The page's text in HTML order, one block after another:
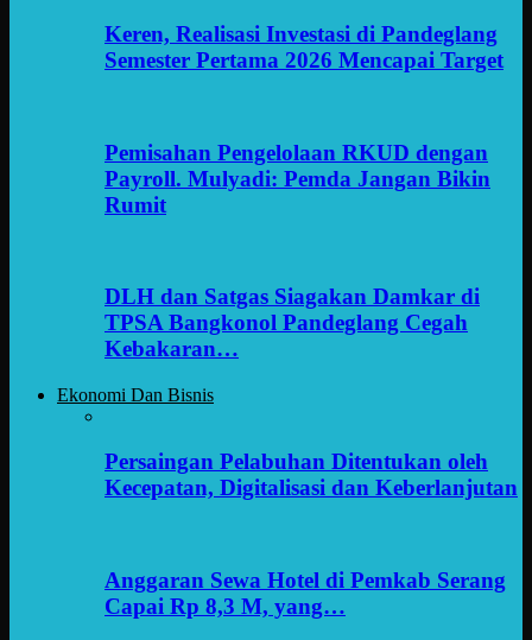
Keren, Realisasi Investasi di Pandeglang
Semester Pertama 2026 Mencapai Target
Pemisahan Pengelolaan RKUD dengan
Payroll. Mulyadi: Pemda Jangan Bikin
Rumit
DLH dan Satgas Siagakan Damkar di
TPSA Bangkonol Pandeglang Cegah
Kebakaran…
Ekonomi Dan Bisnis
Persaingan Pelabuhan Ditentukan oleh
Kecepatan, Digitalisasi dan Keberlanjutan
Anggaran Sewa Hotel di Pemkab Serang
Capai Rp 8,3 M, yang…